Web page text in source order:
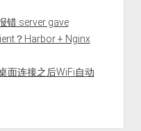
错 server gave
？Harbor + Nginx
面连接之后WiFi自动